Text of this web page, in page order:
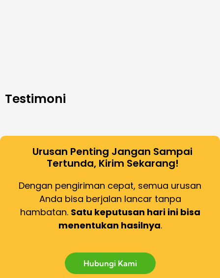
Testimoni
Urusan Penting Jangan Sampai
Tertunda, Kirim Sekarang!
Dengan pengiriman cepat, semua urusan
Anda bisa berjalan lancar tanpa
hambatan. Satu keputusan hari ini bisa
menentukan hasilnya.
Hubungi Kami